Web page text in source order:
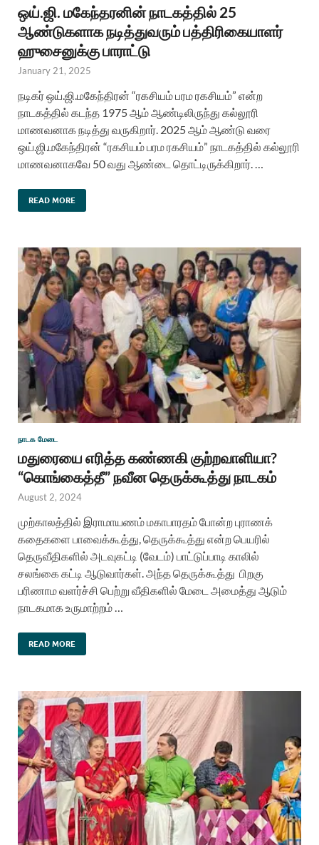
ஒய்.ஜி. மகேந்தரனின் நாடகத்தில் 25
ஆண்டுகளாக நடித்துவரும் பத்திரிகையாளர்
ஹுசைனுக்கு பாராட்டு
January 21, 2025
நடிகர் ஒய்.ஜி.மகேந்திரன் “ரகசியம் பரம ரகசியம்” என்ற
நாடகத்தில் கடந்த 1975 ஆம் ஆண்டிலிருந்து கல்லூரி
மாணவனாக நடித்து வருகிறார். 2025 ஆம் ஆண்டு வரை
ஒய்.ஜி.மகேந்திரன் “ரகசியம் பரம ரகசியம்” நாடகத்தில் கல்லூரி
மாணவனாகவே 50 வது ஆண்டை தொட்டிருக்கிறார். …
READ MORE
நாடக மேடை
மதுரையை எரித்த கண்ணகி குற்றவாளியா?
“கொங்கைத்தீ” நவீன தெருக்கூத்து நாடகம்
August 2, 2024
முற்காலத்தில் இராமாயணம் மகாபாரதம் போன்ற புராணக்
கதைகளை பாவைக்கூத்து, தெருக்கூத்து என்ற பெயரில்
தெருவீதிகளில் அடவுகட்டி (வேடம்) பாட்டுப்பாடி காலில்
சலங்கை கட்டி ஆடுவார்கள். அந்த தெருக்கூத்து பிறகு
பரிணாம வளர்ச்சி பெற்று வீதிகளில் மேடை அமைத்து ஆடும்
நாடகமாக உருமாற்றம் …
READ MORE